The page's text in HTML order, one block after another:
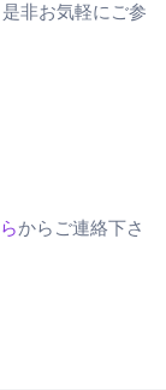
非お気軽にご参
からご連絡下さ